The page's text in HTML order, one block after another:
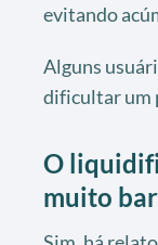
evitando
Alguns
dificultar um
O
muito